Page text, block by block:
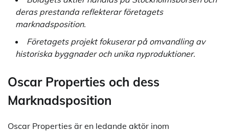
deras prestanda reflekterar företagets
marknadsposition.
Företagets projekt fokuserar på omvandling av
historiska byggnader och unika nyproduktioner.
Oscar Properties och dess
Marknadsposition
Oscar Properties är en ledande aktör inom